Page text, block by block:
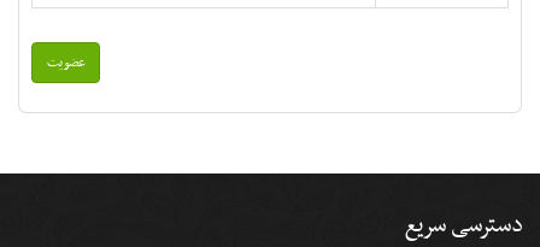
عضویت
دسترسی سریع